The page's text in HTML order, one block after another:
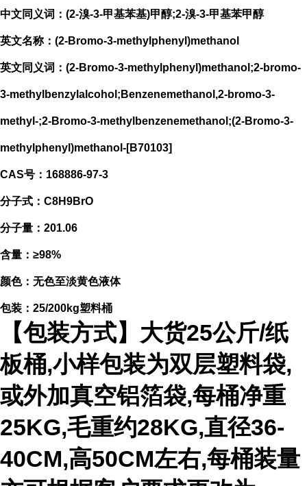
中文同义词：(2-溴-3-甲基苯基)甲醇;2-溴-3-甲基苯甲醇
英文名称：(2-Bromo-3-methylphenyl)methanol
英文同义词：(2-Bromo-3-methylphenyl)methanol;2-bromo-
3-methylbenzylalcohol;Benzenemethanol,2-bromo-3-
methyl-;2-Bromo-3-methylbenzenemethanol;(2-Bromo-3-
methylphenyl)methanol-[B70103]
CAS号：168886-97-3
分子式：C8H9BrO
分子量：201.06
含量：≥98%
颜色：无色至淡黄色液体
包装：25/200kg塑料桶
【包装方式】大货25公斤/纸
板桶,小样包装为双层塑料袋,
或外加真空铝箔袋,每桶净重
25KG,毛重约28KG,直径36-
40CM,高50CM左右,每桶装量